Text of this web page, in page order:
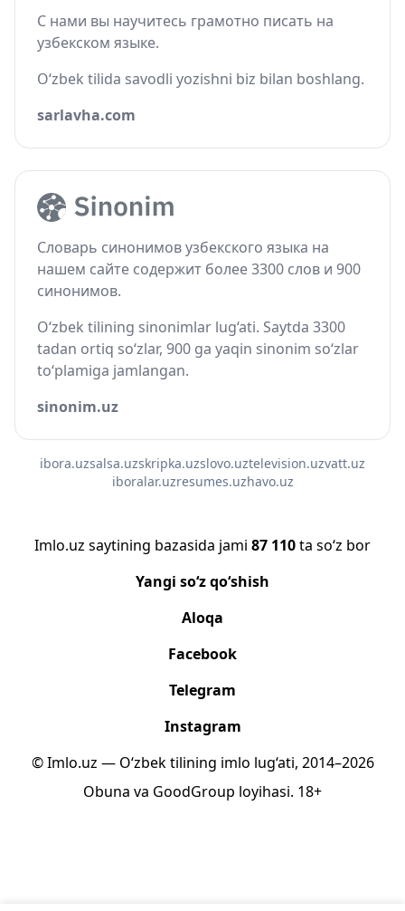
С нами вы научитесь грамотно писать на
узбекском языке.
O‘zbek tilida savodli yozishni biz bilan boshlang.
sarlavha.com
Словарь синонимов узбекского языка на
нашем сайте содержит более 3300 слов и 900
синонимов.
O‘zbek tilining sinonimlar lug‘ati. Saytda 3300
tadan ortiq so‘zlar, 900 ga yaqin sinonim so‘zlar
to‘plamiga jamlangan.
sinonim.uz
ibora.uzsalsa.uzskripka.uzslovo.uztelevision.uzvatt.uz
iboralar.uzresumes.uzhavo.uz
Imlo.uz saytining bazasida jami 87 110ta so‘z bor
Yangi so‘z qo‘shish
Aloqa
Facebook
Telegram
Instagram
© Imlo.uz — O‘zbek tilining imlo lug‘ati, 2014–2026
Obuna va GoodGroup loyihasi. 18+